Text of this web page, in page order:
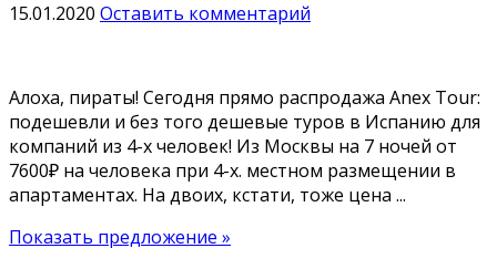
15.01.2020 Оставить комментарий
Алоха, пираты! Сегодня прямо распродажа Anex Tour:
подешевли и без того дешевые туров в Испанию для
компаний из 4-х человек! Из Москвы на 7 ночей от
7600₽ на человека при 4-х. местном размещении в
апартаментах. На двоих, кстати, тоже цена ...
Показать предложение »